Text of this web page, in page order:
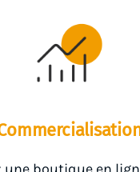
une boutique en